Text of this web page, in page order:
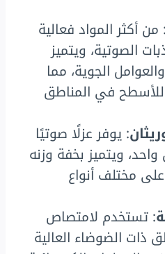
: من أكثر المواد فعالية
الصوتية، ويتميز
الجوية، مما
للأسطح في المناطق
: يوفر عزلًا صوتيًا
ويتميز بخفة وزنه
مختلف أنواع
: تستخدم لامتصاص
ذات الضوضاء العالية